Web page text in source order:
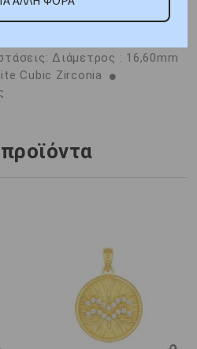
Διάμετρος : 16,60mm
Cubic Zirconia